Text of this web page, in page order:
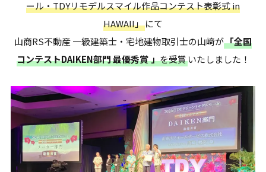
ール・TDYリモデルスマイル作品コンテスト表彰式 in
HAWAII」にて
山商RS不動産 一級建築士・宅地建物取引士の山﨑が「全国
コンテストDAIKEN部門 最優秀賞」を受賞いたしました！